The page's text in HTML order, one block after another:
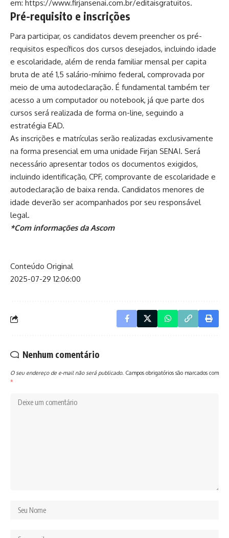
em: https://www.firjansenai.com.br/editaisgratuitos.
Pré-requisito e inscrições
Para participar, os candidatos devem preencher os pré-
requisitos específicos dos cursos desejados, incluindo idade
e escolaridade, além de renda familiar mensal per capita
bruta de até 1,5 salário-mínimo federal, comprovada por
meio de uma autodeclaração. É fundamental também ter
acesso a um computador ou notebook, já que parte dos
cursos será realizada de forma on-line, seguindo a
estratégia EAD.
As inscrições e matrículas serão realizadas exclusivamente
na forma presencial em uma unidade Firjan SENAI. Será
necessário apresentar todos os documentos exigidos,
incluindo identificação, CPF, comprovante de escolaridade e
autodeclaração de baixa renda. Candidatos menores de
idade deverão ser acompanhados por seu responsável
legal.
*Com informações da Ascom
Conteúdo Original
2025-07-29 12:06:00
Nenhum comentário
O seu endereço de e-mail não será publicado. Campos obrigatórios são marcados com
*